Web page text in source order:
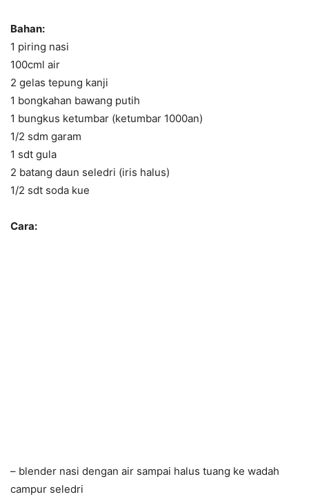
Bahan:
1 piring nasi
100cml air
2 gelas tepung kanji
1 bongkahan bawang putih
1 bungkus ketumbar (ketumbar 1000an)
1/2 sdm garam
1 sdt gula
2 batang daun seledri (iris halus)
1/2 sdt soda kue
Cara:
– blender nasi dengan air sampai halus tuang ke wadah
campur seledri